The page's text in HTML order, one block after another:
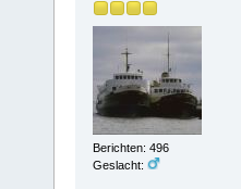
Berichten: 496
Geslacht: